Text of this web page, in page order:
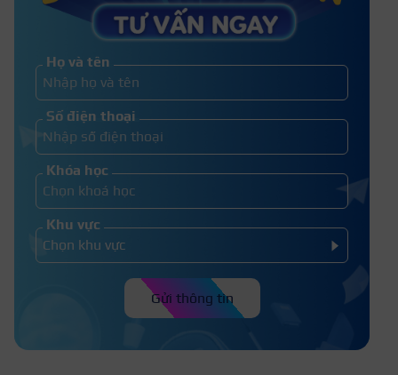
Video hướng dẫn cách cầm kềm cắt
da tay cho người mới bắt đầu
Họ và tên
Số điện thoại
Khóa học
Khu vực
Gửi thông tin